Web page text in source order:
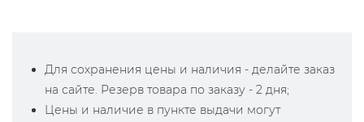
Для сохранения цены и наличия - делайте заказ
на сайте. Резерв товара по заказу - 2 дня;
Цены и наличие в пункте выдачи могут